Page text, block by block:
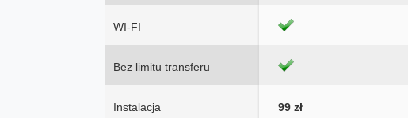
WI-FI
Bez limitu transferu
Instalacja 99 zł